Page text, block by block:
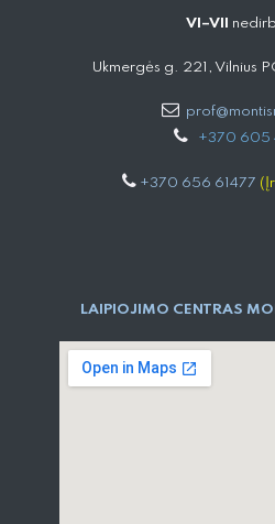
VI–VII
Ukmergės g. 221, Vilnius
+370 605
+370 656 61477
LAIPIOJIMO CENTRAS